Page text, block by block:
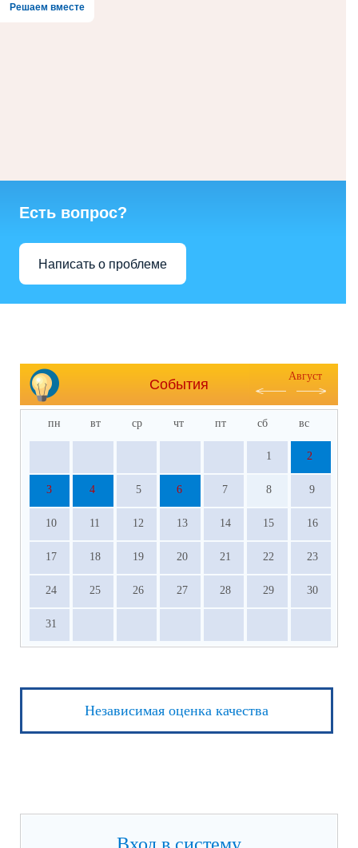
Решаем вместе
Есть вопрос?
Написать о проблеме
События
Август
пн вт ср чт пт сб вс
1 2
3 4 5 6 7 8 9
10 11 12 13 14 15 16
17 18 19 20 21 22 23
24 25 26 27 28 29 30
31
Независимая оценка качества